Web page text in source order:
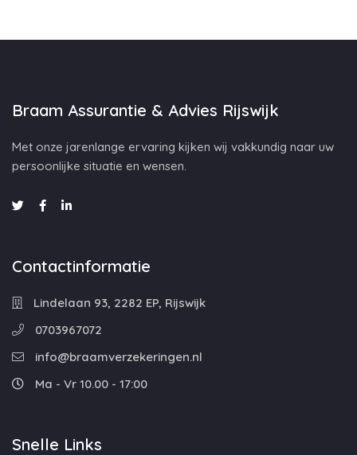
Braam Assurantie & Advies Rijswijk
Met onze jarenlange ervaring kijken wij vakkundig naar uw
persoonlijke situatie en wensen.
Contactinformatie
Lindelaan 93, 2282 EP, Rijswijk
0703967072
info@braamverzekeringen.nl
Ma - Vr 10.00 - 17:00
Snelle Links